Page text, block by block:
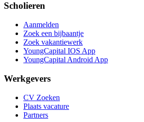
Scholieren
Aanmelden
Zoek een bijbaantje
Zoek vakantiewerk
YoungCapital IOS App
YoungCapital Android App
Werkgevers
CV Zoeken
Plaats vacature
Partners